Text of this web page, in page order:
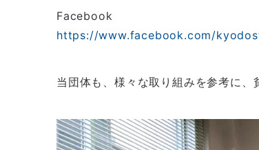
Facebook
https://www.facebook.com/
当団体も、様々な取り組みを参考に、